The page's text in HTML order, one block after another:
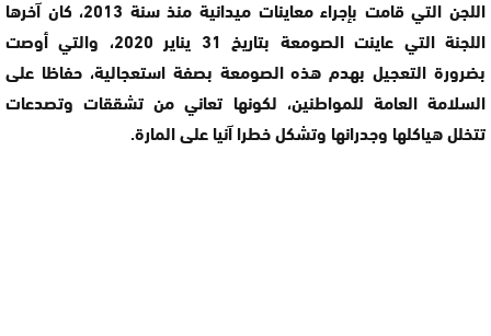
اللجن التي قامت بإجراء معاينات ميدانية منذ سنة 2013، كان آخرها
اللجنة التي عاينت الصومعة بتاريخ 31 يناير 2020، والتي أوصت
بضرورة التعجيل بهدم هذه الصومعة بصفة استعجالية، حفاظا على
السلامة العامة للمواطنين، لكونها تعاني من تشققات وتصدعات
تتخلل هياكلها وجدرانها وتشكل خطرا آنيا على المارة.